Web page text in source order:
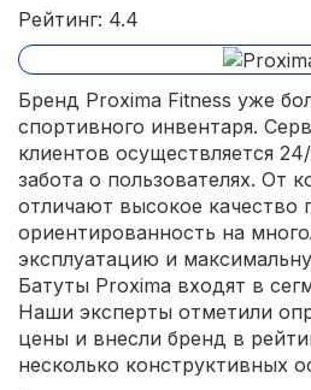
Рейтинг: 4.4
Бренд Proxima Fitness уже
спортивного инвентаря.
клиентов осуществляется
забота о пользователях. От
отличают высокое качество
ориентированность на
эксплуатацию и
Батуты Proxima входят в
Наши эксперты отметили
цены и внесли бренд в
несколько конструктивных